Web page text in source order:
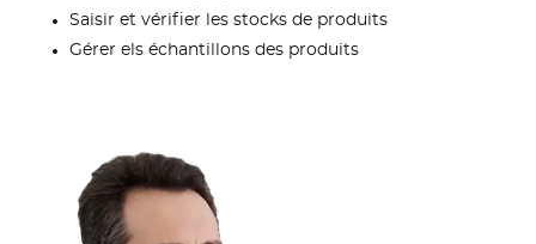
Saisir et vérifier les stocks de produits
Gérer els échantillons des produits